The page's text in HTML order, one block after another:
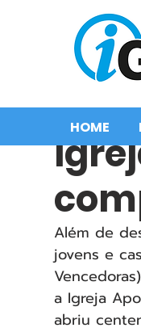
HOME
Além de
jovens e
a Igreja
abriu